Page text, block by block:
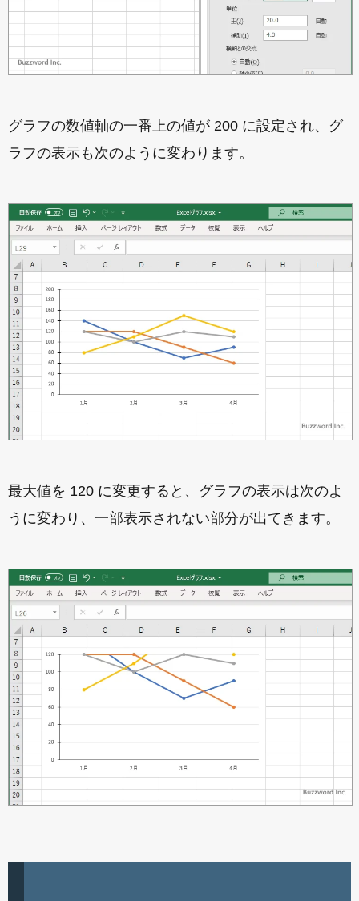
グラフの数値軸の一番上の値が 200 に設定され、グ
ラフの表示も次のように変わります。
最大値を 120 に変更すると、グラフの表示は次のよ
うに変わり、一部表示されない部分が出てきます。